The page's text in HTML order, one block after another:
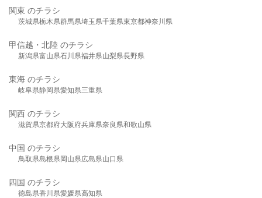
関東 のチラシ
茨城県栃木県群馬県埼玉県千葉県東京都神奈川県
甲信越・北陸 のチラシ
新潟県富山県石川県福井県山梨県長野県
東海 のチラシ
岐阜県静岡県愛知県三重県
関西 のチラシ
滋賀県京都府大阪府兵庫県奈良県和歌山県
中国 のチラシ
鳥取県島根県岡山県広島県山口県
四国 のチラシ
徳島県香川県愛媛県高知県